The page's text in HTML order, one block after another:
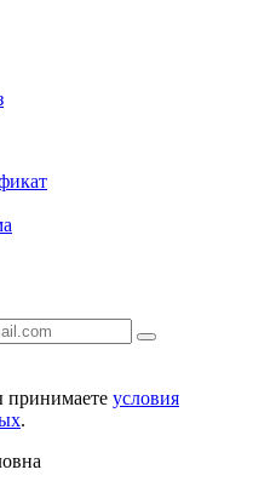
принимаете условия
.